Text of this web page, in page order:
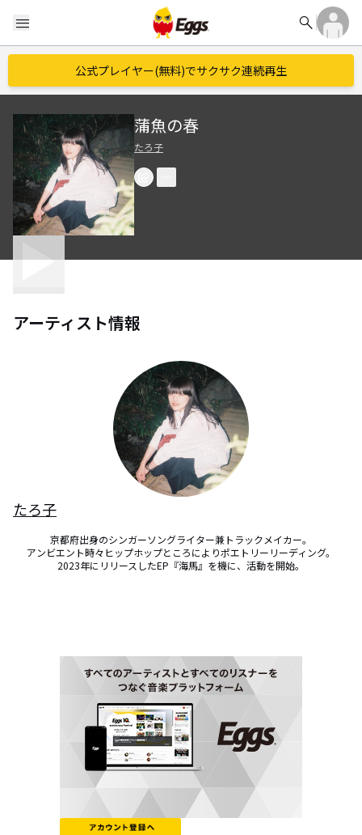
menu search
公式プレイヤー(無料)でサクサク連続再生
蒲魚の春
たろ子
アーティスト情報
たろ子
京都府出身のシンガーソングライター兼トラックメイカー。
アンビエント時々ヒップホップところによりポエトリーリーディング。
2023年にリリースしたEP『海馬』を機に、活動を開始。